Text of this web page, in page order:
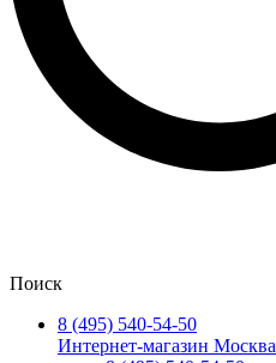
Поиск
8 (495) 540-54-50
Интернет-магазин Москва